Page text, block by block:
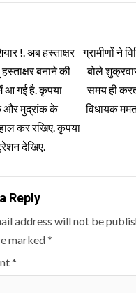
!. अब हस्ताक्षर
बनाने की
आ गई है. कृपया
मुद्रांक के
कर रखिए. कृपया
देखिए.
ग्रामीणों ने
बोले
समय ही
विधायक
Reply
address will not be
marked*
*